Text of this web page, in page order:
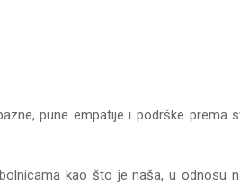
pune empatije i podrške prema
kao što je naša, u odnosu